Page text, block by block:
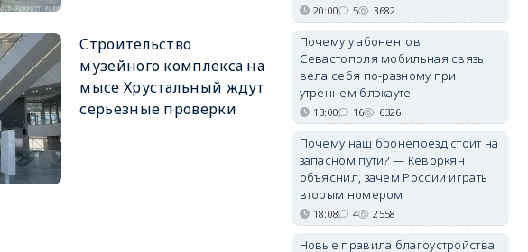
Строительство
музейного комплекса на
мысе Хрустальный ждут
серьезные проверки
20:00 5 3682
Почему у абонентов
Севастополя мобильная связь
вела себя по-разному при
утреннем блэкауте
13:00 16 6326
Почему наш бронепоезд стоит на
запасном пути? — Кеворкян
объяснил, зачем России играть
вторым номером
18:08 4 2558
Новые правила благоустройства